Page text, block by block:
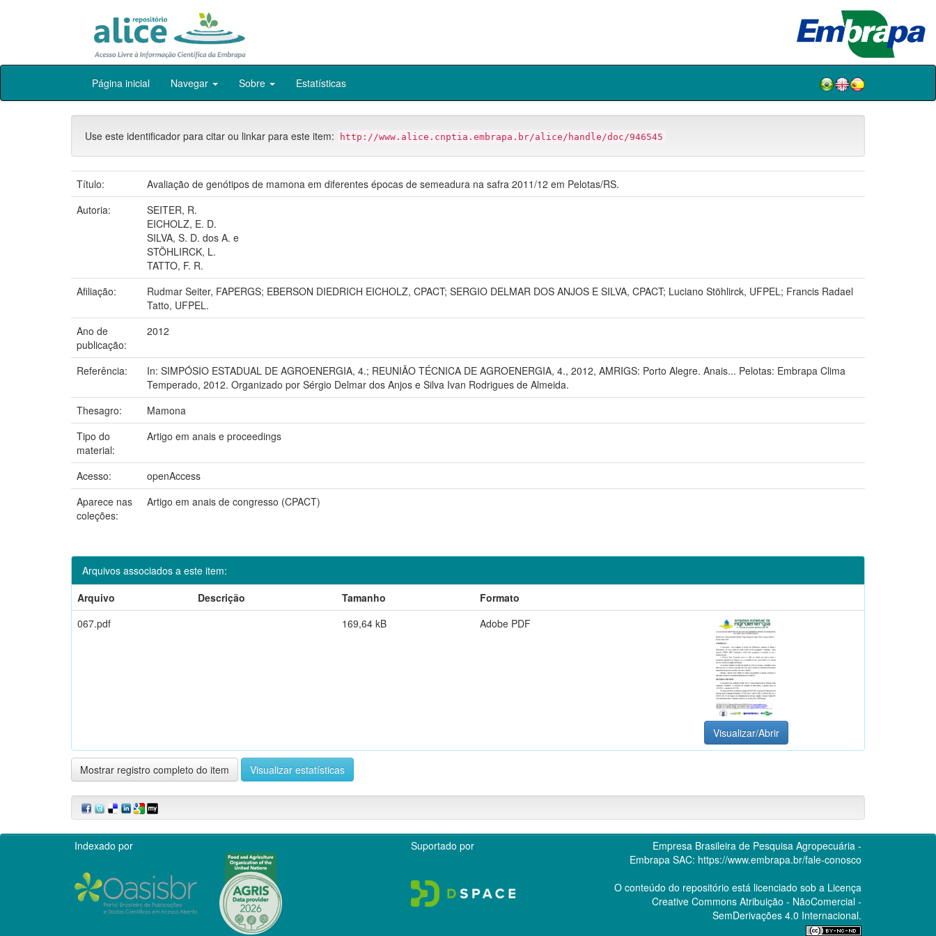
Skip
Página inicial Navegar Sobre Estatísticas
Use este identificador para citar ou linkar para este item: http://www.alice.cnptia.embrapa.br/alice/handle/doc/946545
Título:
Avaliação de genótipos de mamona em diferentes épocas de semeadura na safra 2011/12 em Pelotas/RS.
Autoria:
SEITER, R.
EICHOLZ, E. D.
SILVA, S. D. dos A. e
STÖHLIRCK, L.
TATTO, F. R.
Afiliação:
Rudmar Seiter, FAPERGS; EBERSON DIEDRICH EICHOLZ, CPACT; SERGIO DELMAR DOS ANJOS E SILVA, CPACT; Luciano Stöhlirck, UFPEL; Francis Radael
Tatto, UFPEL.
Ano de
publicação:
2012
Referência:
In: SIMPÓSIO ESTADUAL DE AGROENERGIA, 4.; REUNIÃO TÉCNICA DE AGROENERGIA, 4., 2012, AMRIGS: Porto Alegre. Anais... Pelotas: Embrapa Clima
Temperado, 2012. Organizado por Sérgio Delmar dos Anjos e Silva Ivan Rodrigues de Almeida.
Thesagro:
Mamona
Tipo do
material:
Artigo em anais e proceedings
Acesso:
openAccess
Aparece nas
coleções:
Artigo em anais de congresso (CPACT)
Arquivos associados a este item:
Arquivo
Descrição Tamanho
Formato
067.pdf
169,64 kB Adobe PDF
Visualizar/Abrir
Mostrar registro completo do item Visualizar estatísticas
Indexado por Suportado por
Empresa Brasileira de Pesquisa Agropecuária -
Embrapa SAC: https://www.embrapa.br/fale-conosco
O conteúdo do repositório está licenciado sob a Licença
Creative CommonsAtribuição - NãoComercial -
SemDerivações 4.0 Internacional.